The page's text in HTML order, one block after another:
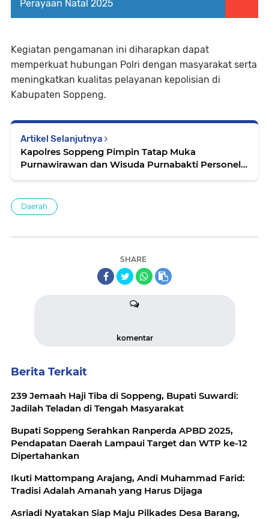
Perayaan Natal 2025
Kegiatan pengamanan ini diharapkan dapat
memperkuat hubungan Polri dengan masyarakat serta
meningkatkan kualitas pelayanan kepolisian di
Kabupaten Soppeng.
Artikel Selanjutnya
Kapolres Soppeng Pimpin Tatap Muka
Purnawirawan dan Wisuda Purnabakti Personel
Daerah
SHARE
komentar
Berita Terkait
239 Jemaah Haji Tiba di Soppeng, Bupati Suwardi:
Jadilah Teladan di Tengah Masyarakat
Bupati Soppeng Serahkan Ranperda APBD 2025,
Pendapatan Daerah Lampaui Target dan WTP ke-12
Dipertahankan
Ikuti Mattompang Arajang, Andi Muhammad Farid:
Tradisi Adalah Amanah yang Harus Dijaga
Asriadi Nyatakan Siap Maju Pilkades Desa Barang,